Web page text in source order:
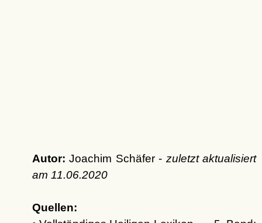
Autor: Joachim Schäfer - zuletzt aktualisiert
am 11.06.2020
Quellen: